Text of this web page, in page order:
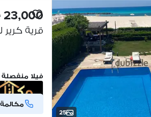
25
23,000 ج.م
فيلا منفصلة
كرير
مكالمة
شركة